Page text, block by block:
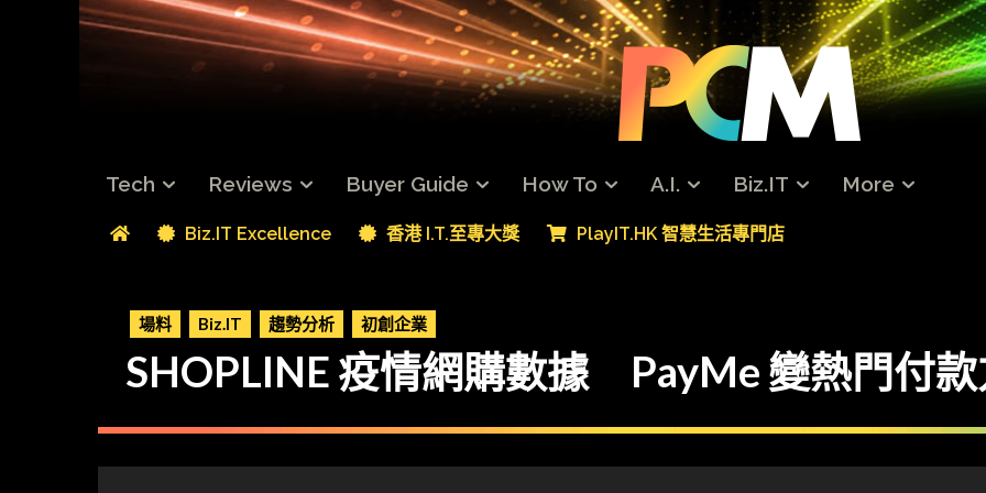
Tech Reviews Buyer Guide How To A.I. Biz.IT More
Biz.IT Excellence 香港 I.T.至專大獎 PlayIT.HK 智慧生活專門店
場料 Biz.IT 趨勢分析 初創企業
SHOPLINE 疫情網購數據 PayMe 變熱門付